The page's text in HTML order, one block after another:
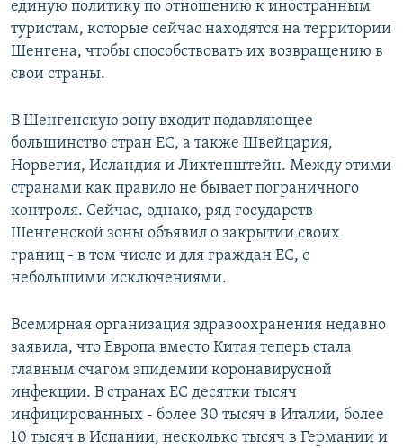
единую политику по отношению к иностранным
туристам, которые сейчас находятся на территории
Шенгена, чтобы способствовать их возвращению в
свои страны.
В Шенгенскую зону входит подавляющее
большинство стран ЕС, а также Швейцария,
Норвегия, Исландия и Лихтенштейн. Между этими
странами как правило не бывает пограничного
контроля. Сейчас, однако, ряд государств
Шенгенской зоны объявил о закрытии своих
границ - в том числе и для граждан ЕС, с
небольшими исключениями.
Всемирная организация здравоохранения недавно
заявила, что Европа вместо Китая теперь стала
главным очагом эпидемии коронавирусной
инфекции. В странах ЕС десятки тысяч
инфицированных - более 30 тысяч в Италии, более
10 тысяч в Испании, несколько тысяч в Германии и